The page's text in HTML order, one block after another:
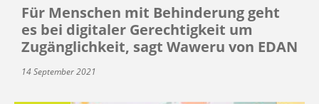
Für Menschen mit Behinderung geht
es bei digitaler Gerechtigkeit um
Zugänglichkeit, sagt Waweru von EDAN
14 September 2021